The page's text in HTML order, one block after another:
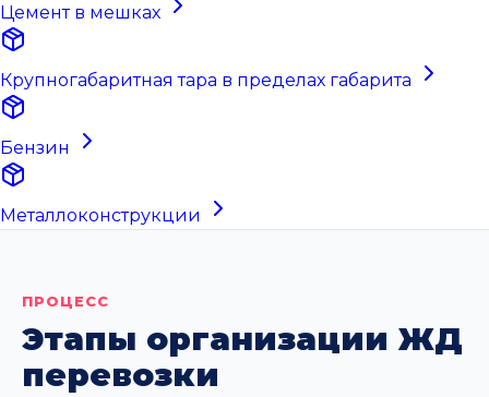
Цемент в мешках
Крупногабаритная тара в пределах габарита
Бензин
Металлоконструкции
ПРОЦЕСС
Этапы организации ЖД
перевозки